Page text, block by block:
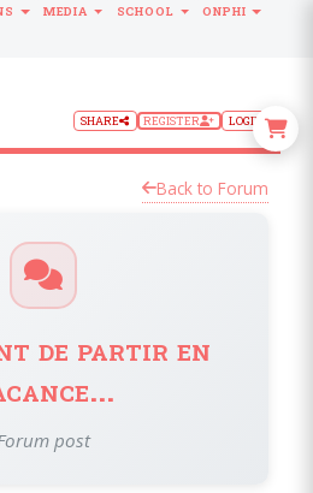
SHARE REGISTER LOGIN
Back to Forum
de partir en
post
MEDIA SCHOOL ONPHI